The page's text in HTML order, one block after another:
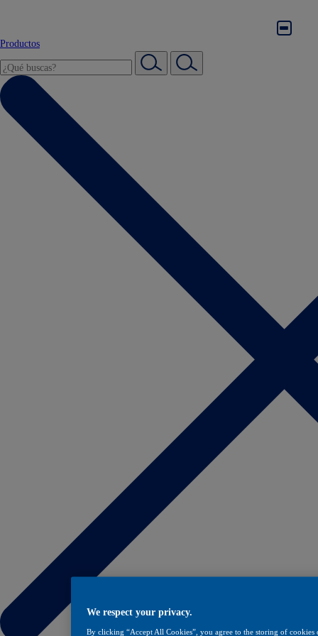
Productos
We respect your privacy.
By clicking “Accept All Cookies”, you agree to the storing of